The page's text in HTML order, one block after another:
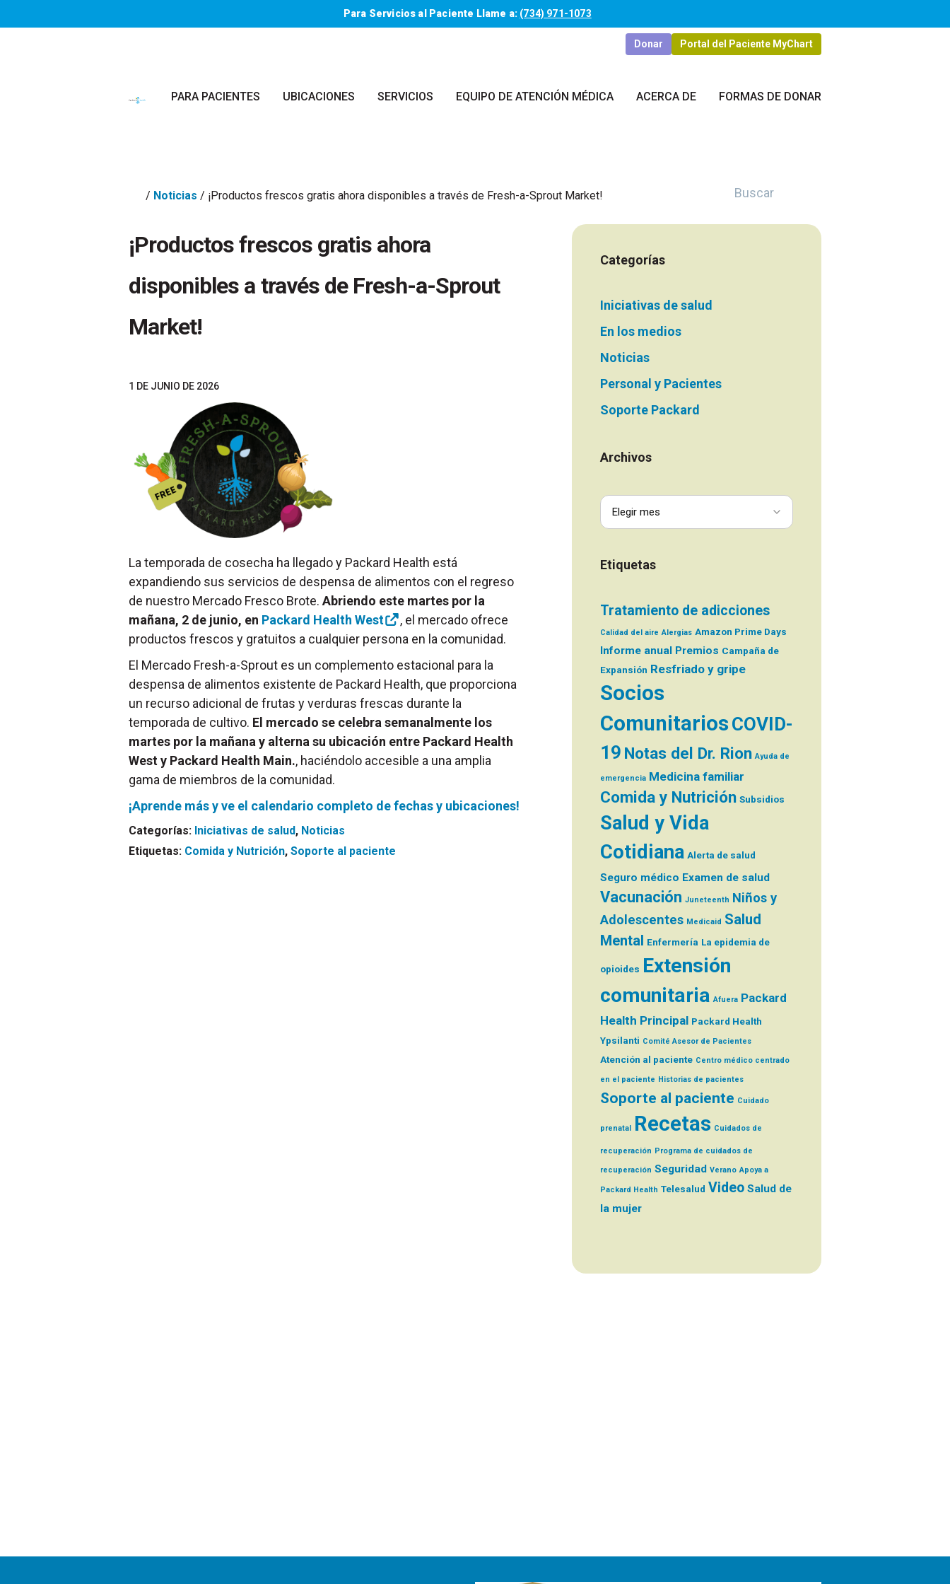
Para Servicios al Paciente Llame a: (734) 971-1073
Donar Portal del Paciente MyChart
PARA PACIENTES UBICACIONES SERVICIOS EQUIPO DE ATENCIÓN MÉDICA ACERCA DE FORMAS DE DONAR
/ Noticias / ¡Productos frescos gratis ahora disponibles a través de Fresh-a-Sprout Market!
¡Productos frescos gratis ahora
disponibles a través de Fresh-a-Sprout
Market!
1 DE JUNIO DE 2026
La temporada de cosecha ha llegado y Packard Health está
expandiendo sus servicios de despensa de alimentos con el regreso
de nuestro Mercado Fresco Brote. Abriendo este martes por la
mañana, 2 de junio, en Packard Health West
, el mercado ofrece
productos frescos y gratuitos a cualquier persona en la comunidad.
El Mercado Fresh-a-Sprout es un complemento estacional para la
despensa de alimentos existente de Packard Health, que proporciona
un recurso adicional de frutas y verduras frescas durante la
temporada de cultivo. El mercado se celebra semanalmente los
martes por la mañana y alterna su ubicación entre Packard Health
West y Packard Health Main., haciéndolo accesible a una amplia
gama de miembros de la comunidad.
¡Aprende más y ve el calendario completo de fechas y ubicaciones!
Categorías: Iniciativas de salud, Noticias
Etiquetas: Comida y Nutrición, Soporte al paciente
Categorías
Iniciativas de salud
En los medios
Noticias
Personal y Pacientes
Soporte Packard
Archivos
Etiquetas
Tratamiento de adicciones
Calidad del aire Alergias Amazon Prime Days
Informe anual Premios Campaña de
Expansión Resfriado y gripe
Socios
Comunitarios COVID-
19 Notas del Dr. Rion Ayuda de
emergencia Medicina familiar
Comida y Nutrición Subsidios
Salud y Vida
Cotidiana Alerta de salud
Seguro médico Examen de salud
Vacunación Juneteenth Niños y
Adolescentes Medicaid Salud
Mental Enfermería La epidemia de
opioides Extensión
comunitaria Afuera Packard
Health Principal Packard Health
Ypsilanti Comité Asesor de Pacientes
Atención al paciente Centro médico centrado
en el paciente Historias de pacientes
Soporte al paciente Cuidado
prenatal Recetas Cuidados de
recuperación Programa de cuidados de
recuperación Seguridad Verano Apoya a
Packard Health Telesalud Video Salud de
la mujer